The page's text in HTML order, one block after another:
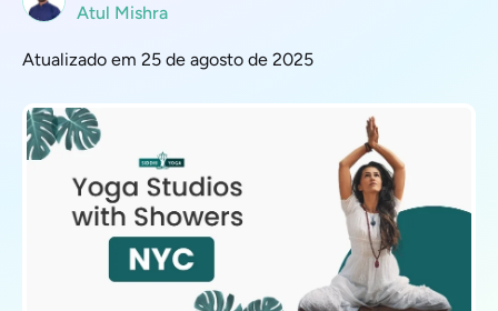
Atul Mishra
Atualizado em 25 de agosto de 2025